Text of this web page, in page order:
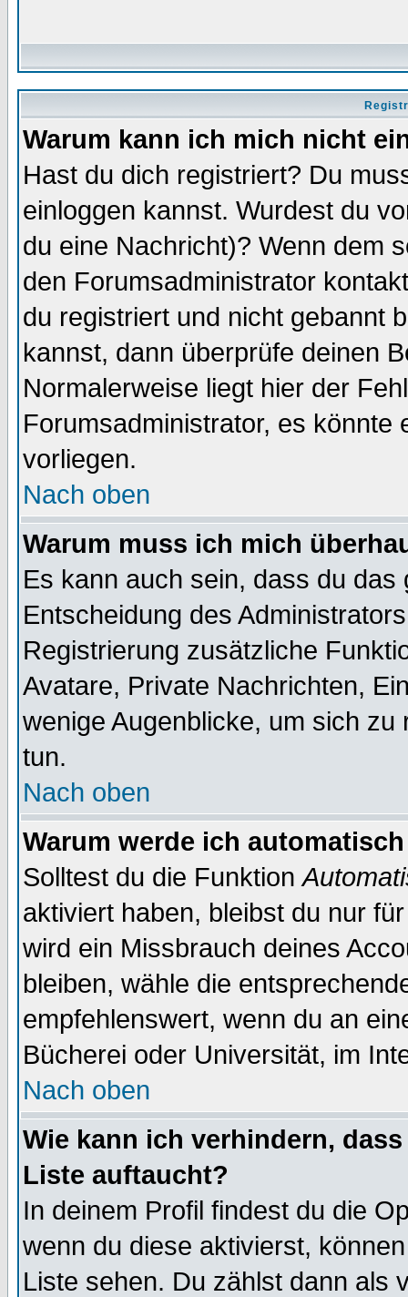
Warum kann ich mich nicht
Hast du dich registriert? Du
einloggen kannst. Wurdest du
du eine Nachricht)? Wenn dem
den Forumsadministrator
du registriert und nicht gebannt
kannst, dann überprüfe deinen
Normalerweise liegt hier der
Forumsadministrator, es könnte
vorliegen.
Nach oben
Warum muss ich mich
Es kann auch sein, dass du
Entscheidung des
Registrierung zusätzliche
Avatare, Private Nachrichten,
wenige Augenblicke, um sich
tun.
Nach oben
Warum werde ich
Solltest du die Funktion
aktiviert haben, bleibst du nur
wird ein Missbrauch deines
bleiben, wähle die
empfehlenswert, wenn du an
Bücherei oder Universität, im
Nach oben
Wie kann ich verhindern,
Liste auftaucht?
In deinem Profil findest du die
wenn du diese aktivierst,
Liste sehen. Du zählst dann als